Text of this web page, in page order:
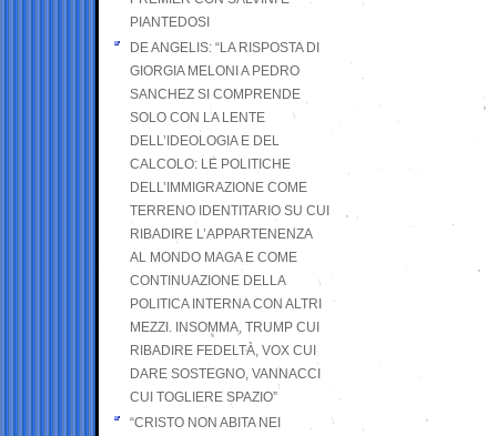
PIANTEDOSI
DE ANGELIS: “LA RISPOSTA DI
GIORGIA MELONI A PEDRO
SANCHEZ SI COMPRENDE
SOLO CON LA LENTE
DELL’IDEOLOGIA E DEL
CALCOLO: LE POLITICHE
DELL’IMMIGRAZIONE COME
TERRENO IDENTITARIO SU CUI
RIBADIRE L’APPARTENENZA
AL MONDO MAGA E COME
CONTINUAZIONE DELLA
POLITICA INTERNA CON ALTRI
MEZZI. INSOMMA, TRUMP CUI
RIBADIRE FEDELTÀ, VOX CUI
DARE SOSTEGNO, VANNACCI
CUI TOGLIERE SPAZIO”
“CRISTO NON ABITA NEI